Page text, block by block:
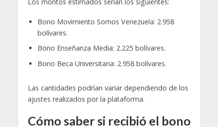
Bono Movimiento Somos Venezuela: 2.958
bolívares.
Bono Enseñanza Media: 2.225 bolívares.
Bono Beca Universitaria: 2.958 bolívares.
Las cantidades podrían variar dependiendo de los
ajustes realizados por la plataforma.
Cómo saber si recibió el bono